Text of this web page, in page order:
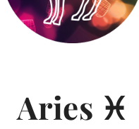
Aries ♓